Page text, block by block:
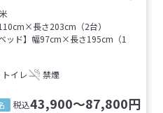
長さ203cm（2台）
ベッド】幅97cm×長さ195cm（1
トイレ 禁煙
税込43,900～87,800円